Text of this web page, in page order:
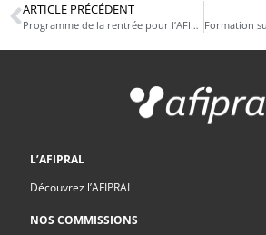
ARTICLE PRÉCÉDENT
Programme de la rentrée pour l’AFIPRAL
L’AFIPRAL
Découvrez l’AFIPRAL
NOS COMMISSIONS